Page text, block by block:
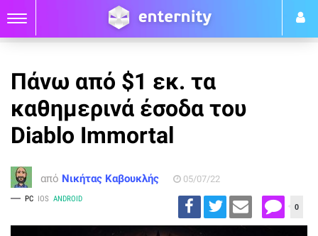
Πάνω από $1 εκ. τα
καθημερινά έσοδα του
Diablo Immortal
από Νικήτας Καβουκλής 05/07/22
PC IOS ANDROID
0